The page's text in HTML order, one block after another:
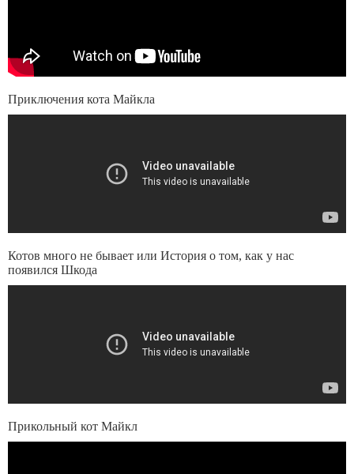
Приключения кота Майкла
Котов много не бывает или История о том, как у нас
появился Шкода
Прикольный кот Майкл